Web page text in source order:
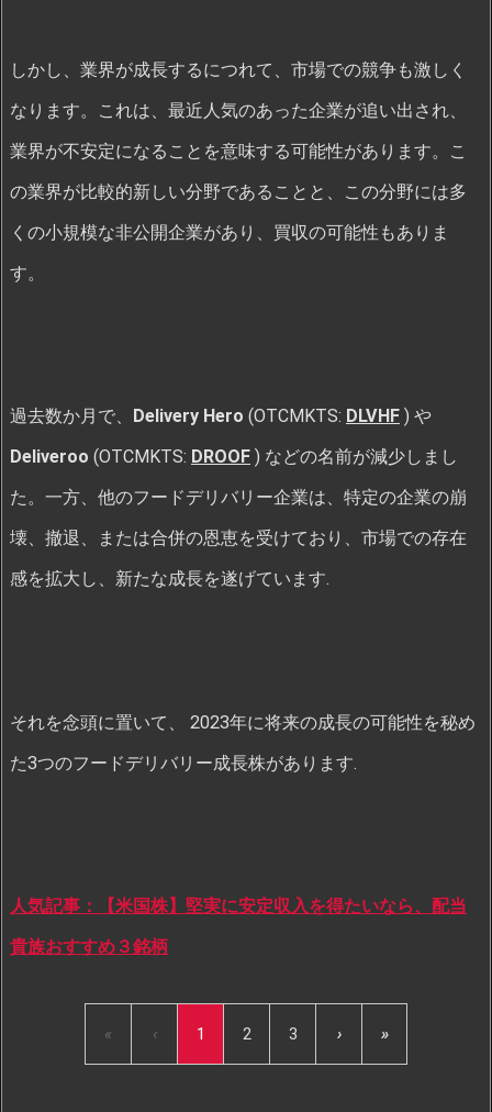
しかし、業界が成長するにつれて、市場での競争も激しく
なります。これは、最近人気のあった企業が追い出され、
業界が不安定になることを意味する可能性があります。こ
の業界が比較的新しい分野であることと、この分野には多
くの小規模な非公開企業があり、買収の可能性もありま
す。
過去数か月で、 Delivery Hero (OTCMKTS: DLVHF ) や
Deliveroo (OTCMKTS: DROOF ) などの名前が減少しまし
た。一方、他のフードデリバリー企業は、特定の企業の崩
壊、撤退、または合併の恩恵を受けており、市場での存在
感を拡大し、新たな成長を遂げています.
それを念頭に置いて、 2023年に将来の成長の可能性を秘め
た3つのフードデリバリー成長株があります.
人気記事：【米国株】堅実に安定収入を得たいなら、配当
貴族おすすめ３銘柄
« ‹ 1 2 3 › »